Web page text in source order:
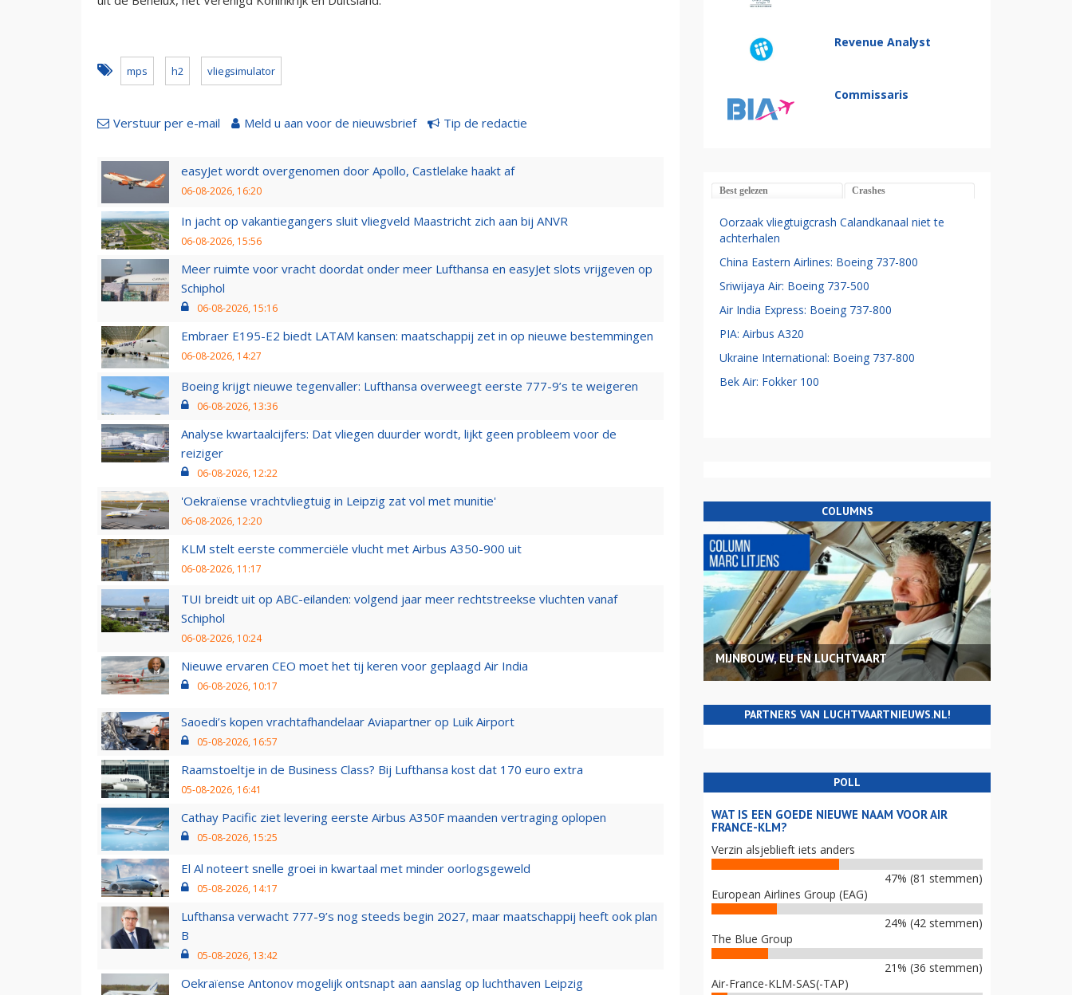
mps h2 vliegsimulator
Verstuur per e-mail Meld u aan voor de nieuwsbrief Tip de redactie
easyJet wordt overgenomen door Apollo, Castlelake haakt af
06-08-2026, 16:20
In jacht op vakantiegangers sluit vliegveld Maastricht zich aan bij ANVR
06-08-2026, 15:56
Meer ruimte voor vracht doordat onder meer Lufthansa en easyJet slots vrijgeven op
Schiphol
06-08-2026, 15:16
Embraer E195-E2 biedt LATAM kansen: maatschappij zet in op nieuwe bestemmingen
06-08-2026, 14:27
Boeing krijgt nieuwe tegenvaller: Lufthansa overweegt eerste 777-9’s te weigeren
06-08-2026, 13:36
Analyse kwartaalcijfers: Dat vliegen duurder wordt, lijkt geen probleem voor de
reiziger
06-08-2026, 12:22
'Oekraïense vrachtvliegtuig in Leipzig zat vol met munitie'
06-08-2026, 12:20
KLM stelt eerste commerciële vlucht met Airbus A350-900 uit
06-08-2026, 11:17
TUI breidt uit op ABC-eilanden: volgend jaar meer rechtstreekse vluchten vanaf
Schiphol
06-08-2026, 10:24
Nieuwe ervaren CEO moet het tij keren voor geplaagd Air India
06-08-2026, 10:17
Saoedi’s kopen vrachtafhandelaar Aviapartner op Luik Airport
05-08-2026, 16:57
Raamstoeltje in de Business Class? Bij Lufthansa kost dat 170 euro extra
05-08-2026, 16:41
Cathay Pacific ziet levering eerste Airbus A350F maanden vertraging oplopen
05-08-2026, 15:25
El Al noteert snelle groei in kwartaal met minder oorlogsgeweld
05-08-2026, 14:17
Lufthansa verwacht 777-9’s nog steeds begin 2027, maar maatschappij heeft ook plan
B
05-08-2026, 13:42
Oekraïense Antonov mogelijk ontsnapt aan aanslag op luchthaven Leipzig
Revenue Analyst
Commissaris
Best gelezen Crashes
Oorzaak vliegtuigcrash Calandkanaal niet te
achterhalen
China Eastern Airlines: Boeing 737-800
Sriwijaya Air: Boeing 737-500
Air India Express: Boeing 737-800
PIA: Airbus A320
Ukraine International: Boeing 737-800
Bek Air: Fokker 100
COLUMNS
MIJNBOUW, EU EN LUCHTVAART
PARTNERS VAN LUCHTVAARTNIEUWS.NL!
POLL
WAT IS EEN GOEDE NIEUWE NAAM VOOR AIR
FRANCE-KLM?
Verzin alsjeblieft iets anders
47% (81 stemmen)
European Airlines Group (EAG)
24% (42 stemmen)
The Blue Group
21% (36 stemmen)
Air-France-KLM-SAS(-TAP)